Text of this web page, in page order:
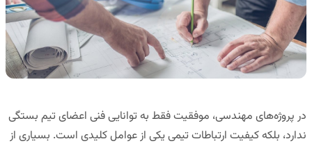
در پروژه‌های مهندسی، موفقیت فقط به توانایی فنی اعضای تیم بستگی
ندارد، بلکهکیفیت ارتباطات تیمییکی از عوامل کلیدی است. بسیاری از